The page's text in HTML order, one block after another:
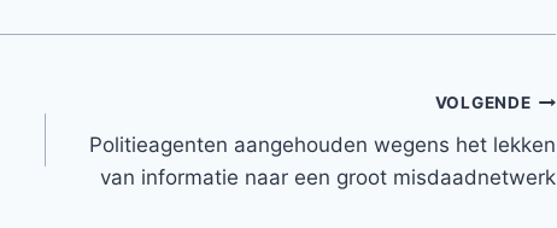
VOLGENDE
Politieagenten aangehouden wegens het lekken
van informatie naar een groot misdaadnetwerk